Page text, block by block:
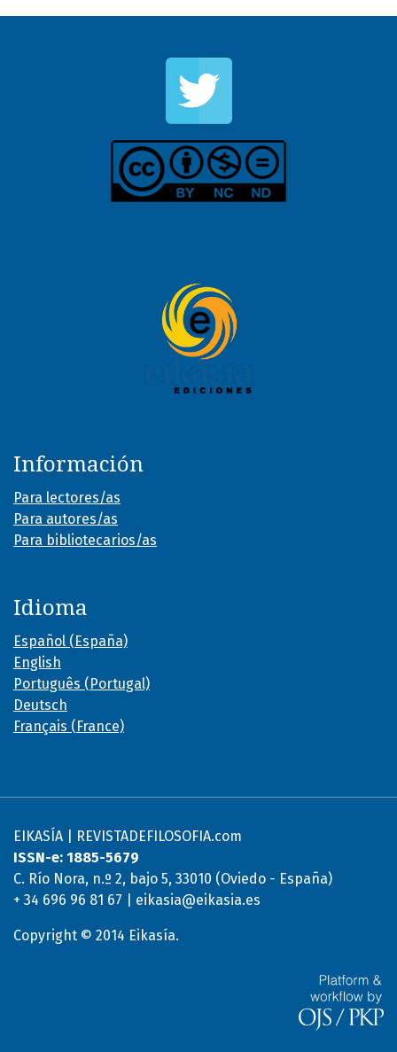
Información
Para lectores/as
Para autores/as
Para bibliotecarios/as
Idioma
Español (España)
English
Português (Portugal)
Deutsch
Français (France)
EIKASÍA | REVISTADEFILOSOFIA.com
ISSN-e: 1885-5679
C. Río Nora, n.º 2, bajo 5, 33010 (Oviedo - España)
+ 34 696 96 81 67 | eikasia@eikasia.es
Copyright © 2014 Eikasía.